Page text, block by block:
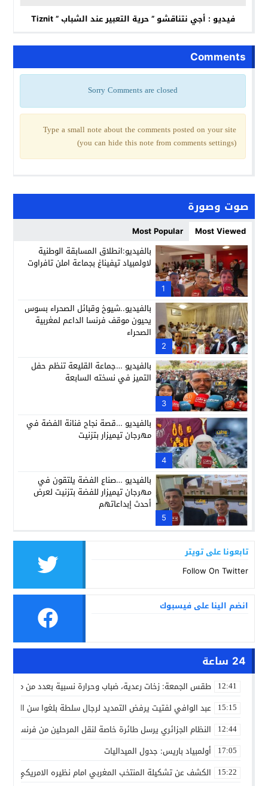
فيديو : أجي نتناقشو ” حرية التعبير عند الشباب ” Tiznit
Comments
Sorry Comments are closed
Type a small note about the comments posted on your site
(you can hide this note from comments settings)
صوت وصورة
Most Viewed
Most Popular
1
بالفيديو:انطلاق المسابقة الوطنية
لاولمبياد تيفيناغ بجماعة املن تافراوت
2
بالفيديو..شيوخ وقبائل الصحراء بسوس
يحيون موقف فرنسا الداعم لمغربية
الصحراء
3
بالفيديو …جماعة القليعة تنظم حفل
التميز في نسخته السابعة
4
بالفيديو …قصة نجاح فنانة الفضة في
مهرجان تيميزار بتزنيت
5
بالفيديو …صناع الفضة يلتقون في
مهرجان تيميزار للفضة بتزنيت لعرض
أحدث إبداعاتهم
تابعونا على تويتر
Follow On Twitter
انضم الينا على فيسبوك
24 ساعة
12:41 طقس الجمعة: زخات رعدية، ضباب وحرارة نسبية بعدد من مدن
15:15 عبد الوافي لفتيت يرفض التمديد لرجال سلطة بلغوا سن التقاعد
12:44 النظام الجزائري يرسل طائرة خاصة لنقل المرحلين من فرنسا
17:05 أولمبياد باريس: جدول الميداليات
15:22 الكشف عن تشكيلة المنتخب المغربي امام نظيره الامريكي